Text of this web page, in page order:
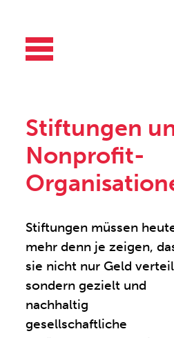
Stiftungen
Nonprofit-
Stiftungen müssen
mehr denn je zeigen,
sie nicht nur Geld
sondern gezielt und
nachhaltig
gesellschaftliche